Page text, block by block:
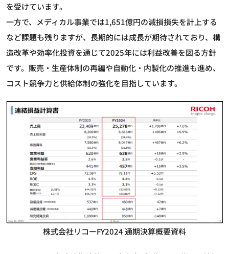
を受けています。
一方で、メディカル事業では1,651億円の減損損失を計上する
など課題も残りますが、長期的には成長が期待されており、構
造改革や効率化投資を通じて2025年には利益改善を図る方針
です。販売・生産体制の再編や自動化・内製化の推進も進め、
コスト競争力と供給体制の強化を目指しています。
株式会社リコーFY2024 通期決算概要資料